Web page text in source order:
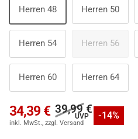
Herren 48 Herren 50
Herren 54 Herren 56
Herren 60 Herren 64
34,39 € 39,99 € -14%